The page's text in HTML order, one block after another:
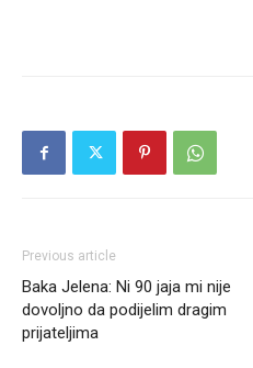
Previous article
Baka Jelena: Ni 90 jaja mi nije
dovoljno da podijelim dragim
prijateljima